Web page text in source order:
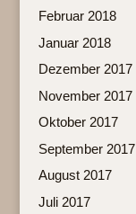
Februar 2018
Januar 2018
Dezember 2017
November 2017
Oktober 2017
September 2017
August 2017
Juli 2017